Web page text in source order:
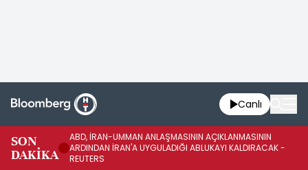
Canlı
SON
DAKİKA
ABD, İRAN-UMMAN ANLAŞMASININ AÇIKLANMASININ
ARDINDAN İRAN'A UYGULADIĞI ABLUKAYI KALDIRACAK -
REUTERS